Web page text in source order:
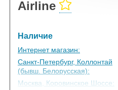
Airline
Наличие
Интернет магазин:
Санкт-Петербург, Коллонтай
(бывш. Белорусская):
Москва, Коровинское Шоссе: